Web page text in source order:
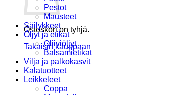
Ostoskori on tyhjä.
Takaisin kauppaan
Pestot
Mausteet
Säilykkeet
Öljyt ja etikat
Oliiviöljyt
Balsamietikat
Vilja ja palkokasvit
Kalatuotteet
Leikkeleet
Coppa